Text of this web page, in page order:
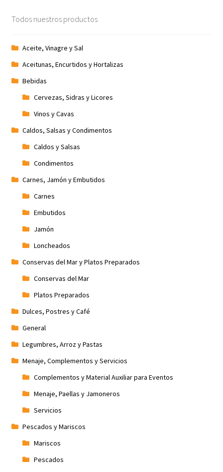
Todos nuestros productos
Aceite, Vinagre y Sal
Aceitunas, Encurtidos y Hortalizas
Bebidas
Cervezas, Sidras y Licores
Vinos y Cavas
Caldos, Salsas y Condimentos
Caldos y Salsas
Condimentos
Carnes, Jamón y Embutidos
Carnes
Embutidos
Jamón
Loncheados
Conservas del Mar y Platos Preparados
Conservas del Mar
Platos Preparados
Dulces, Postres y Café
General
Legumbres, Arroz y Pastas
Menaje, Complementos y Servicios
Complementos y Material Auxiliar para Eventos
Menaje, Paellas y Jamoneros
Servicios
Pescados y Mariscos
Mariscos
Pescados